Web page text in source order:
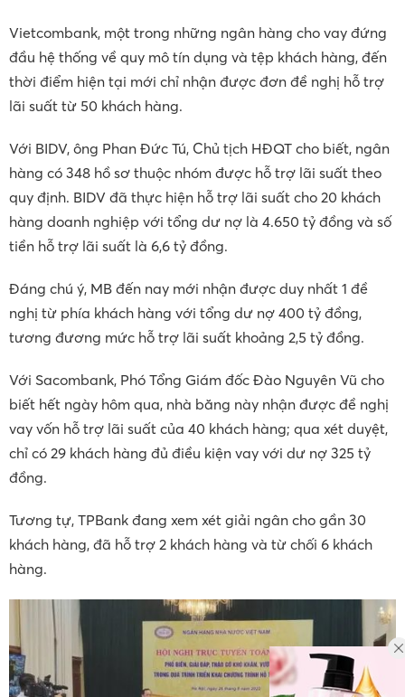
Vietcombank, một trong những ngân hàng cho vay đứng
đầu hệ thống về quy mô tín dụng và tệp khách hàng, đến
thời điểm hiện tại mới chỉ nhận được đơn đề nghị hỗ trợ
lãi suất từ 50 khách hàng.
Với BIDV, ông Phan Đức Tú, Chủ tịch HĐQT cho biết, ngân
hàng có 348 hồ sơ thuộc nhóm được hỗ trợ lãi suất theo
quy định. BIDV đã thực hiện hỗ trợ lãi suất cho 20 khách
hàng doanh nghiệp với tổng dư nợ là 4.650 tỷ đồng và số
tiền hỗ trợ lãi suất là 6,6 tỷ đồng.
Đáng chú ý, MB đến nay mới nhận được duy nhất 1 đề
nghị từ phía khách hàng với tổng dư nợ 400 tỷ đồng,
tương đương mức hỗ trợ lãi suất khoảng 2,5 tỷ đồng.
Với Sacombank, Phó Tổng Giám đốc Đào Nguyên Vũ cho
biết hết ngày hôm qua, nhà băng này nhận được đề nghị
vay vốn hỗ trợ lãi suất của 40 khách hàng; qua xét duyệt,
chỉ có 29 khách hàng đủ điều kiện vay với dư nợ 325 tỷ
đồng.
Tương tự, TPBank đang xem xét giải ngân cho gần 30
khách hàng, đã hỗ trợ 2 khách hàng và từ chối 6 khách
hàng.